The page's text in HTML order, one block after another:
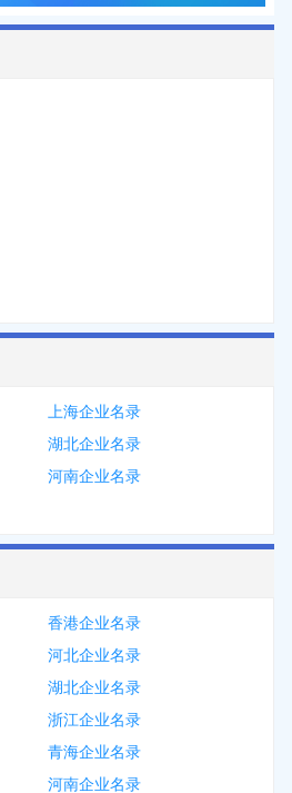
上海企业名录
湖北企业名录
河南企业名录
香港企业名录
河北企业名录
湖北企业名录
浙江企业名录
青海企业名录
河南企业名录